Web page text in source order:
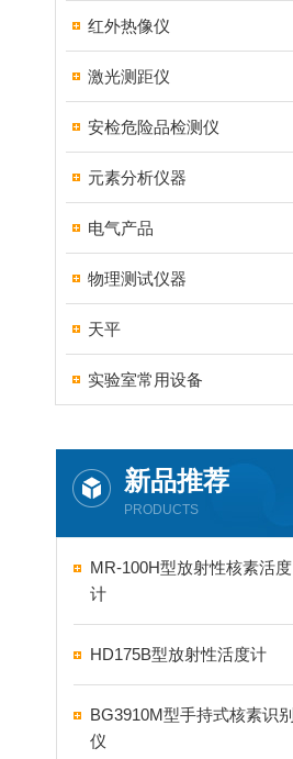
红外热像仪
激光测距仪
安检危险品检测仪
元素分析仪器
电气产品
物理测试仪器
天平
实验室常用设备
新品推荐
PRODUCTS
MR-100H型放射性核素活度
计
HD175B型放射性活度计
BG3910M型手持式核素识别
仪